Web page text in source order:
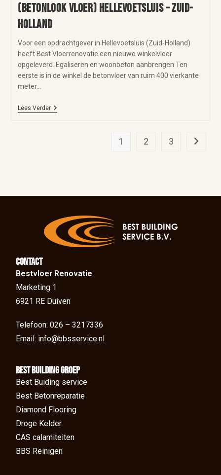
(betonlook vloer) Hellevoetsluis – Zuid-
Holland
Voor een opdrachtgever in Hellevoetsluis (Zuid-Holland)
heeft Best Vloerrenovatie een nieuwe winkelvloer
opgeleverd. Egaliseren en woonbeton aanbrengen Ten
eerste is in de winkel de betonvloer van ruim 400 vierkante
meter…
Lees Verder
1 2 3
Contact
Bestvloer Renovatie
Marketing 1
6921 RE Duiven
Telefoon: 026 – 3217336
Email: info@bbsservice.nl
BEst Building groep
Best Buiding service
Best Betonreparatie
Diamond Flooring
Droge Kelder
CAS calamiteiten
BBS Reinigen